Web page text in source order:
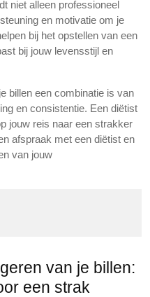
niet alleen professioneel
en motivatie om je
bij het opstellen van een
bij jouw levensstijl en
billen een combinatie is van
en consistentie. Een diëtist
jouw reis naar een strakker
afspraak met een diëtist en
van jouw
van je billen:
een strak